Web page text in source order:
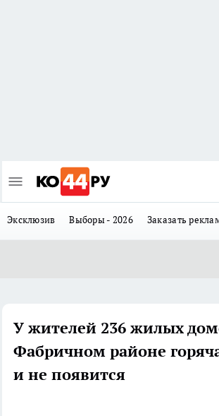
Эксклюзив Выборы - 2026 Заказать
У жителей 236 жилых
Фабричном районе
и не появится